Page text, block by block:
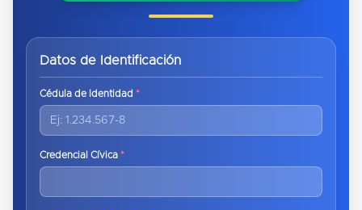
Datos de Identificación
Cédula de Identidad *
Credencial Cívica *